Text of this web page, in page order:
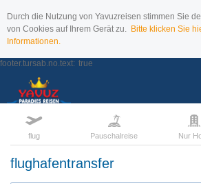
Durch die Nutzung von Yavuzreisen stimmen Sie
von Cookies auf Ihrem Gerät zu. Bitte klicken Sie
Informationen.
footer.tursab.no.text: true
flug Pauschalreise Nur
flughafentransfer